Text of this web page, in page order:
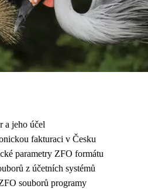
a jeho účel
fakturaci v Česku
parametry ZFO formátu
z účetních systémů
souborů programy